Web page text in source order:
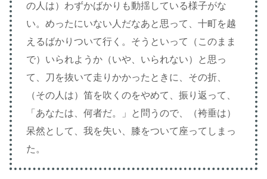
の人は）わずかばかりも動揺している様子がな
い。めったにいない人だなあと思って、十町を越
えるばかりついて行く。そうといって（このまま
で）いられようか（いや、いられない）と思っ
て、刀を抜いて走りかかったときに、その折、
（その人は）笛を吹くのをやめて、振り返って、
「あなたは、何者だ。」と問うので、（袴垂は）
呆然として、我を失い、膝をついて座ってしまっ
た。